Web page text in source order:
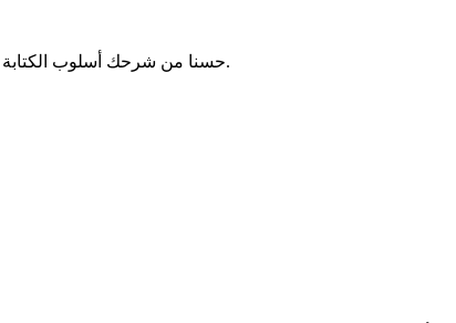
حسنا من شرحك أسلوب الكتابة قريب بالروايات البوليسية أو سريعة الرتم التي كنا نقرأها، هذا جيد وخاصة لمن لا يفضل الوصف، فهل من ترشيح لأحدى رواياته، أو لنقل أقربهم لك.